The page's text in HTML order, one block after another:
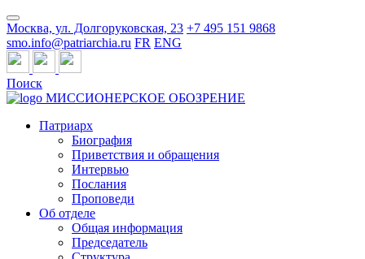
Москва, ул. Долгоруковская, 23 +7 495 151 9868
smo.info@patriarchia.ru FR ENG
Поиск
МИССИОНЕРСКОЕ ОБОЗРЕНИЕ
Патриарх
Биография
Приветствия и обращения
Интервью
Послания
Проповеди
Об отделе
Общая информация
Председатель